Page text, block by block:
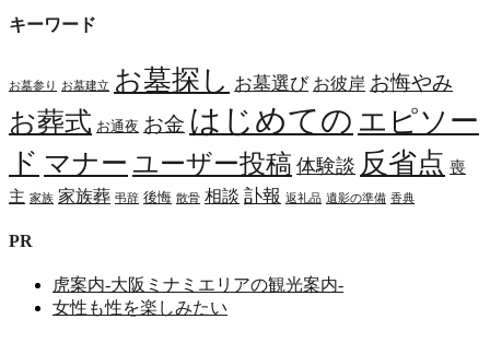
キーワード
お墓参り お墓建立 お墓探し お墓選び お彼岸 お悔やみ
お葬式 お通夜 お金 はじめての エピソー
ド マナー ユーザー投稿 体験談 反省点 喪
主 家族 家族葬 弔辞 後悔 散骨 相談 訃報 返礼品 遺影の準備 香典
PR
虎案内-大阪ミナミエリアの観光案内-
女性も性を楽しみたい